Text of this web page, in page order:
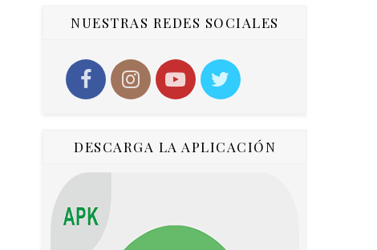
NUESTRAS REDES SOCIALES
DESCARGA LA APLICACIÓN